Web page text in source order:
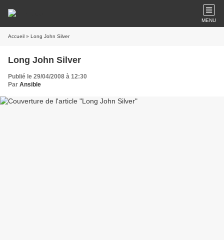
MENU
Accueil » Long John Silver
Long John Silver
Publié le 29/04/2008 à 12:30
Par Ansible